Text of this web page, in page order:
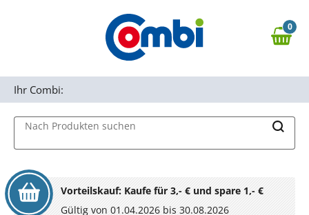
Zur Navigation springen
0,00 €
0
Nach Produkten suchen
Ihr Combi:
Vorteilskauf: Kaufe für 3,- € und spare 1,- €
Gültig von 01.04.2026 bis 30.08.2026